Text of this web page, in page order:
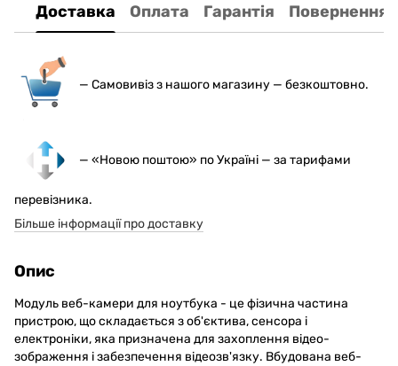
Доставка Оплата Гарантія Повернення
— Самовивіз з нашого магазину — безкоштовно.
— «Новою поштою» по Україні — за тарифами
перевізника.
Більше інформації про доставку
Опис
Модуль веб-камери для ноутбука - це фізична частина
пристрою, що складається з об'єктива, сенсора і
електроніки, яка призначена для захоплення відео-
зображення і забезпечення відеозв'язку. Вбудована веб-